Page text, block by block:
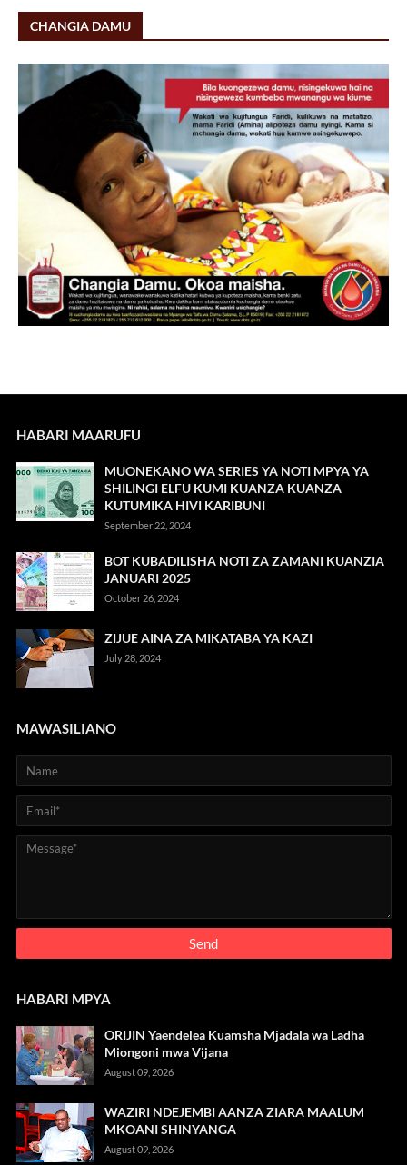
CHANGIA DAMU
HABARI MAARUFU
MUONEKANO WA SERIES YA NOTI MPYA YA
SHILINGI ELFU KUMI KUANZA KUANZA
KUTUMIKA HIVI KARIBUNI
September 22, 2024
BOT KUBADILISHA NOTI ZA ZAMANI KUANZIA
JANUARI 2025
October 26, 2024
ZIJUE AINA ZA MIKATABA YA KAZI
July 28, 2024
MAWASILIANO
HABARI MPYA
ORIJIN Yaendelea Kuamsha Mjadala wa Ladha
Miongoni mwa Vijana
August 09, 2026
WAZIRI NDEJEMBI AANZA ZIARA MAALUM
MKOANI SHINYANGA
August 09, 2026